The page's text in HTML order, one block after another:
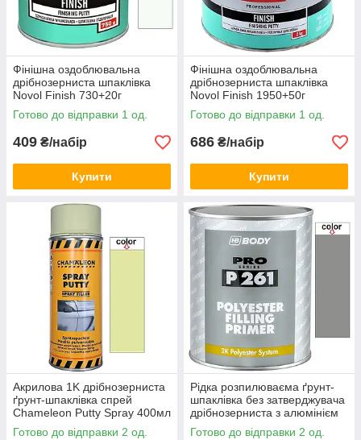
Фінішна оздоблювальна
дрібнозерниста шпаклівка
Novol Finish 730+20г
Готово до відправки 1 од.
409 ₴/набір
Купити
Фінішна оздоблювальна
дрібнозерниста шпаклівка
Novol Finish 1950+50г
Готово до відправки 1 од.
686 ₴/набір
Купити
Акрилова 1K дрібнозерниста
ґрунт-шпаклівка спрей
Chameleon Putty Spray 400мл
Готово до відправки 2 од.
Рідка розпилюваєма ґрунт-
шпаклівка без затверджувача
дрібнозерниста з алюмінієм
Body P261 Filling Primer 1л
Готово до відправки 2 од.